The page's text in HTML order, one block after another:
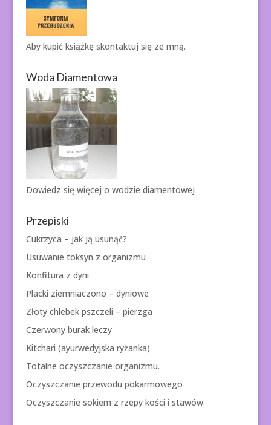
Aby kupić książkę skontaktuj się ze mną.
Woda Diamentowa
Dowiedz się więcej o wodzie diamentowej
Przepiski
Cukrzyca – jak ją usunąć?
Usuwanie toksyn z organizmu
Konfitura z dyni
Placki ziemniaczono – dyniowe
Złoty chlebek pszczeli – pierzga
Czerwony burak leczy
Kitchari (ayurwedyjska ryżanka)
Totalne oczyszczanie organizmu.
Oczyszczanie przewodu pokarmowego
Oczyszczanie sokiem z rzepy kości i stawów